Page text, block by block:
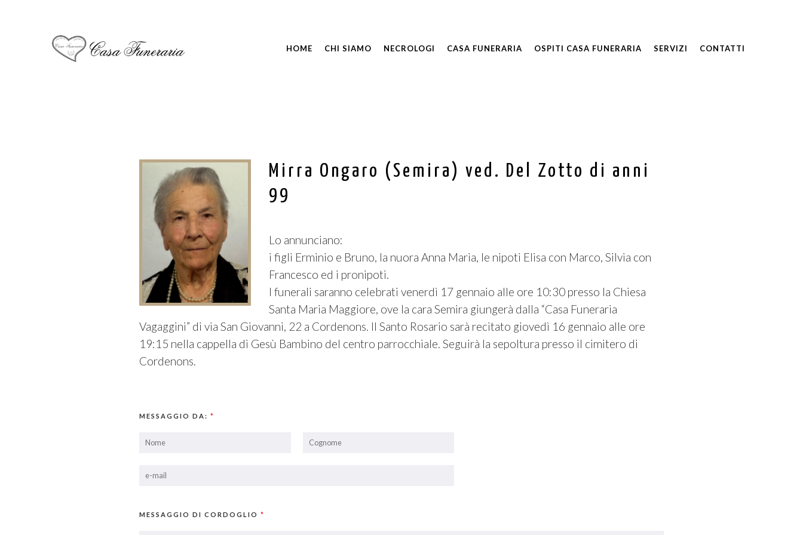
HOME CHI SIAMO NECROLOGI CASA FUNERARIA OSPITI CASA FUNERARIA SERVIZI CONTATTI
Mirra Ongaro (Semira) ved. Del Zotto di anni
99
Lo annunciano:
i figli Erminio e Bruno, la nuora Anna Maria, le nipoti Elisa con Marco, Silvia con
Francesco ed i pronipoti.
I funerali saranno celebrati venerdì 17 gennaio alle ore 10:30 presso la Chiesa
Santa Maria Maggiore, ove la cara Semira giungerà dalla “Casa Funeraria
Vagaggini” di via San Giovanni, 22 a Cordenons. Il Santo Rosario sarà recitato giovedì 16 gennaio alle ore
19:15 nella cappella di Gesù Bambino del centro parrocchiale. Seguirà la sepoltura presso il cimitero di
Cordenons.
MESSAGGIO DA:*
MESSAGGIO DI CORDOGLIO*